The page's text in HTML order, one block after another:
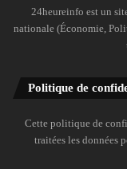
24heureinfo est un
nationale (Économie,
Politique de
Cette politique de
traitées les données